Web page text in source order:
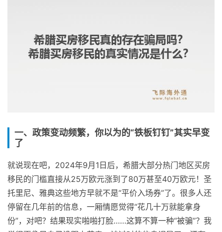
一、政策变动频繁，你以为的“铁板钉钉”其实早变
了
就说现在吧，2024年9月1日后，希腊大部分热门地区买房
移民的门槛直接从25万欧元涨到了80万甚至40万欧元！圣
托里尼、雅典这些地方早就不是“平价入场券”了。很多人还
停留在几年前的信息，一厢情愿觉得“花几十万就能拿身
份”，对吧？结果现实啪啪打脸……这算不算一种“被骗”？我